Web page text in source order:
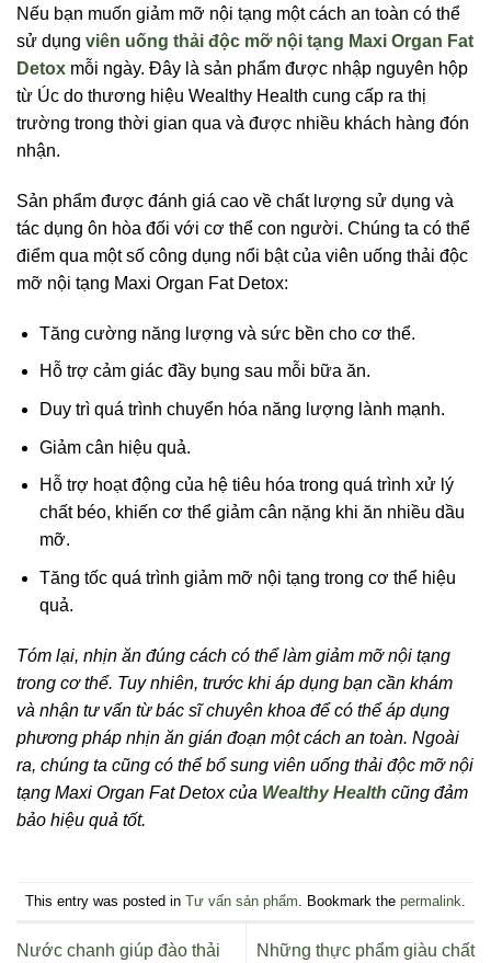
Nếu bạn muốn giảm mỡ nội tạng một cách an toàn có thể
sử dụng viên uống thải độc mỡ nội tạng Maxi Organ Fat
Detox mỗi ngày. Đây là sản phẩm được nhập nguyên hộp
từ Úc do thương hiệu Wealthy Health cung cấp ra thị
trường trong thời gian qua và được nhiều khách hàng đón
nhận.
Sản phẩm được đánh giá cao về chất lượng sử dụng và
tác dụng ôn hòa đối với cơ thể con người. Chúng ta có thể
điểm qua một số công dụng nổi bật của viên uống thải độc
mỡ nội tạng Maxi Organ Fat Detox:
Tăng cường năng lượng và sức bền cho cơ thể.
Hỗ trợ cảm giác đầy bụng sau mỗi bữa ăn.
Duy trì quá trình chuyển hóa năng lượng lành mạnh.
Giảm cân hiệu quả.
Hỗ trợ hoạt động của hệ tiêu hóa trong quá trình xử lý
chất béo, khiến cơ thể giảm cân nặng khi ăn nhiều dầu
mỡ.
Tăng tốc quá trình giảm mỡ nội tạng trong cơ thể hiệu
quả.
Tóm lại, nhịn ăn đúng cách có thể làm giảm mỡ nội tạng
trong cơ thể. Tuy nhiên, trước khi áp dụng bạn cần khám
và nhận tư vấn từ bác sĩ chuyên khoa để có thể áp dụng
phương pháp nhịn ăn gián đoạn một cách an toàn. Ngoài
ra, chúng ta cũng có thể bổ sung viên uống thải độc mỡ nội
tạng Maxi Organ Fat Detox của Wealthy Health cũng đảm
bảo hiệu quả tốt.
This entry was posted in Tư vấn sản phẩm . Bookmark the permalink
Nước chanh giúp đào thải
Những thực phẩm giàu chất